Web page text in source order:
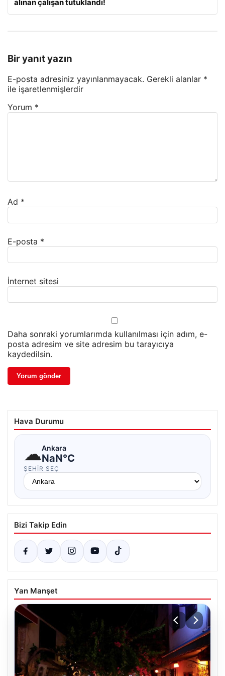
alınan çalışan tutuklandı!
Bir yanıt yazın
E-posta adresiniz yayınlanmayacak. Gerekli alanlar *
ile işaretlenmişlerdir
Yorum *
Ad *
E-posta *
İnternet sitesi
Daha sonraki yorumlarımda kullanılması için adım, e-
posta adresim ve site adresim bu tarayıcıya
kaydedilsin.
Hava Durumu
☁Ankara
NaN°C
ŞEHIR SEÇ
Bizi Takip Edin
Yan Manşet